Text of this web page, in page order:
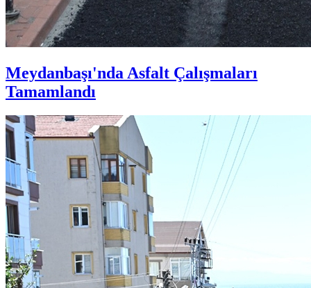
Meydanbaşı'nda Asfalt Çalışmaları
Tamamlandı